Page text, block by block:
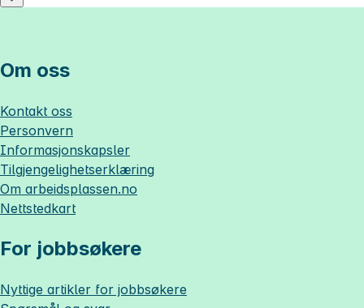
Om oss
Kontakt oss
Personvern
Informasjonskapsler
Tilgjengelighetserklæring
Om arbeidsplassen.no
Nettstedkart
For jobbsøkere
Nyttige artikler for jobbsøkere